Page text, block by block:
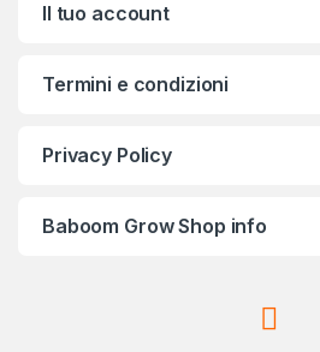
Il tuo account
Termini e condizioni
Privacy Policy
Baboom Grow Shop info